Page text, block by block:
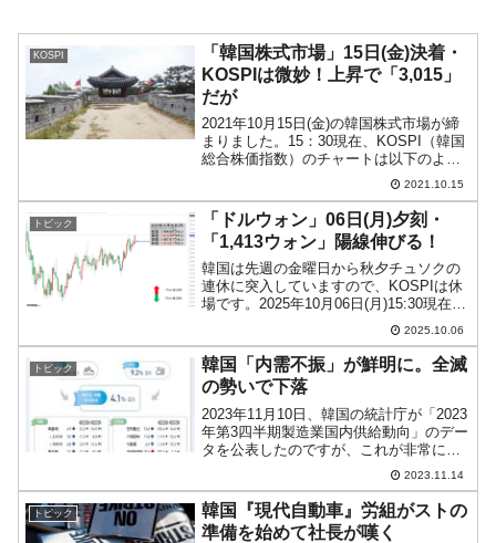
KOSPI
「韓国株式市場」15日(金)決着・
KOSPIは微妙！上昇で「3,015」
だが
2021年10月15日(金)の韓国株式市場が締
まりました。15：30現在、KOSPI（韓国
総合株価指数）のチャートは以下のよう
『Investing.com』より引用）。一応上昇
で締まりましたが……コマ足です。これ
は...
2021.10.15
トピック
「ドルウォン」06日(月)夕刻・
「1,413ウォン」陽線伸びる！
韓国は先週の金曜日から秋夕チュソクの
連休に突入していますので、KOSPIは休
場です。2025年10月06日(月)15:30現在、
ドルウォンのチャートは以下のようにな
『Investing.com』より引用）。陽線が伸
びま...
2025.10.06
トピック
韓国「内需不振」が鮮明に。全滅
の勢いで下落
2023年11月10日、韓国の統計庁が「2023
年第3四半期製造業国内供給動向」のデー
タを公表したのですが、これが非常に興
味深い内容です。端的にいって「全部悪
い」のです。（国内供給動向） 2023年第
3四半期の製造業の国内供給は、国産と輸
入...
2023.11.14
トピック
韓国『現代自動車』労組がストの
準備を始めて社長が嘆く